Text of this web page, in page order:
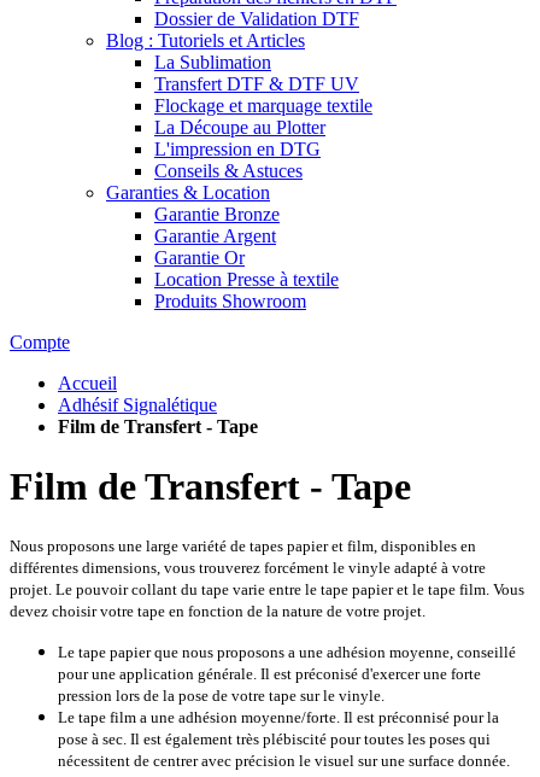
Dossier de Validation DTF
Blog : Tutoriels et Articles
La Sublimation
Transfert DTF & DTF UV
Flockage et marquage textile
La Découpe au Plotter
L'impression en DTG
Conseils & Astuces
Garanties & Location
Garantie Bronze
Garantie Argent
Garantie Or
Location Presse à textile
Produits Showroom
Compte
Accueil
Adhésif Signalétique
Film de Transfert - Tape
Film de Transfert - Tape
Nous proposons une large variété de tapes papier et film, disponibles en
différentes dimensions, vous trouverez forcément le vinyle adapté à votre
projet. Le pouvoir collant du tape varie entre le tape papier et le tape film. Vous
devez choisir votre tape en fonction de la nature de votre projet.
Le tape papier que nous proposons a une adhésion moyenne, conseillé
pour une application générale. Il est préconisé d'exercer une forte
pression lors de la pose de votre tape sur le vinyle.
Le tape film a une adhésion moyenne/forte. Il est préconnisé pour la
pose à sec. Il est également très plébiscité pour toutes les poses qui
nécessitent de centrer avec précision le visuel sur une surface donnée.